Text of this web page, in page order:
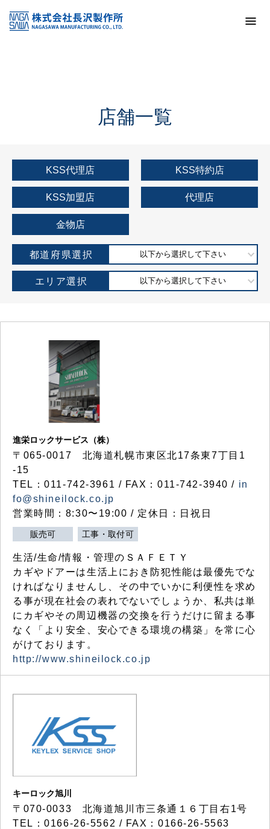
KSS加盟店・取扱店情報
店舗一覧
店舗一覧
KSS代理店 KSS特約店
KSS加盟店 代理店
金物店
都道府県選択 以下から選択して下さい
エリア選択 以下から選択して下さい
進栄ロックサービス（株）
〒065-0017 北海道札幌市東区北17条東7丁目1
-15
TEL：011-742-3961 / FAX：011-742-3940 / in
fo@shineilock.co.jp
営業時間：8:30〜19:00 / 定休日：日祝日
販売可 工事・取付可
生活/生命/情報・管理のＳＡＦＥＴＹ
カギやドアーは生活上におき防犯性能は最優先でな
ければなりませんし、その中でいかに利便性を求め
る事が現在社会の表れでないでしょうか、私共は単
にカギやその周辺機器の交換を行うだけに留まる事
なく「より安全、安心できる環境の構築」を常に心
がけております。
http://www.shineilock.co.jp
キーロック旭川
〒070-0033 北海道旭川市三条通１６丁目右1号
TEL：0166-26-5562 / FAX：0166-26-5563